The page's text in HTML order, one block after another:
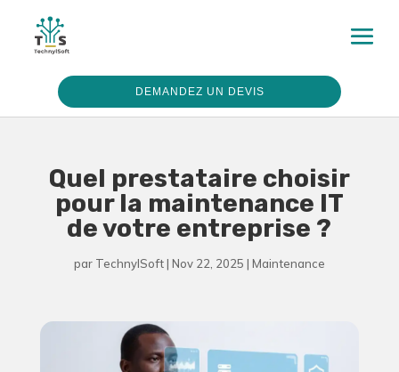
DEMANDEZ UN DEVIS
Quel prestataire choisir
pour la maintenance IT
de votre entreprise ?
par TechnylSoft| Nov 22, 2025 | Maintenance